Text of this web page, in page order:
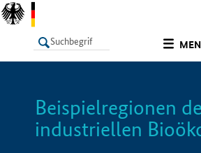
LISTE
Beispielregionen
industriellen